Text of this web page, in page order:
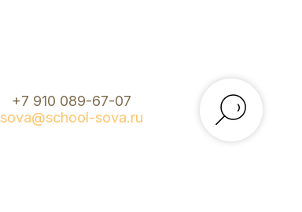
+7 910 089-67-07
sova@school-sova.ru